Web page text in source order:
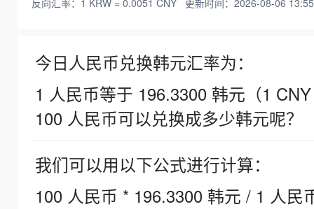
反向汇率：1 KRW = 0.0051 CNY 更新时间：2026-08-06
今日人民币兑换韩元汇率为：
1 人民币等于 196.3300 韩元（1
100 人民币可以兑换成多少韩元呢？
我们可以用以下公式进行计算：
100 人民币 * 196.3300 韩元 / 1 人民